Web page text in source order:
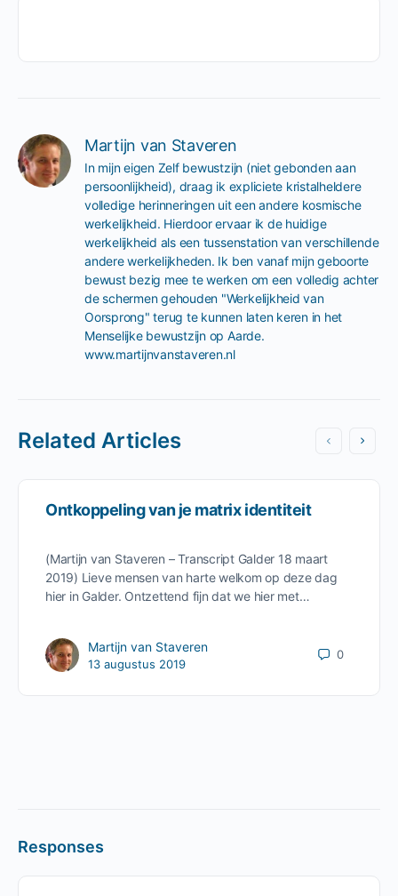
Martijn van Staveren
In mijn eigen Zelf bewustzijn (niet gebonden aan
persoonlijkheid), draag ik expliciete kristalheldere
volledige herinneringen uit een andere kosmische
werkelijkheid. Hierdoor ervaar ik de huidige
werkelijkheid als een tussenstation van verschillende
andere werkelijkheden. Ik ben vanaf mijn geboorte
bewust bezig mee te werken om een volledig achter
de schermen gehouden "Werkelijkheid van
Oorsprong" terug te kunnen laten keren in het
Menselijke bewustzijn op Aarde.
www.martijnvanstaveren.nl
Related Articles
Ontkoppeling van je matrix identiteit
(Martijn van Staveren – Transcript Galder 18 maart
2019) Lieve mensen van harte welkom op deze dag
hier in Galder. Ontzettend fijn dat we hier met…
Martijn van Staveren
13 augustus 2019
0
Responses